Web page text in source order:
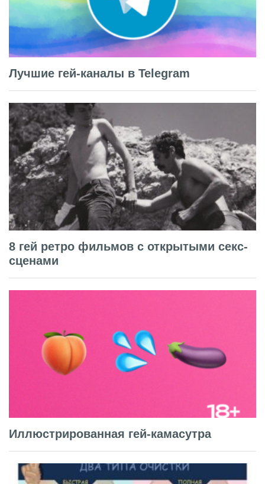
Лучшие гей-каналы в Telegram
8 гей ретро фильмов с открытыми секс-
сценами
Иллюстрированная гей-камасутра